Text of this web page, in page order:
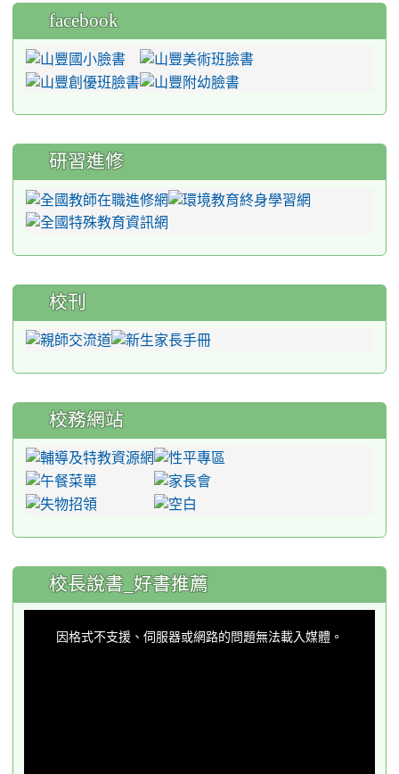
facebook
研習進修
校刊
校務網站
:::
校長說書_好書推薦
因格式不支援、伺服器或網路的問題無法載入媒體。